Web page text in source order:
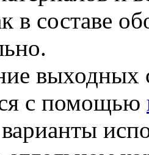
в составе
выходных
с помощью